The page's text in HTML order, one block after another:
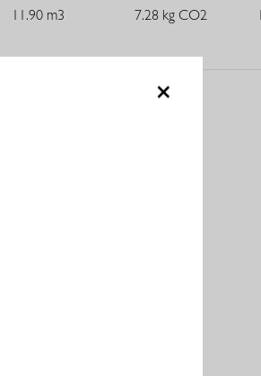
Qualität des Bonded Stoffes bleibt die Hose
Kombiniere die Schlaghose mit einem
Heels für ein elegantes Outfit oder mit
11.90 m3
7.28 kg CO2
KOMBINIEREN MIT
×